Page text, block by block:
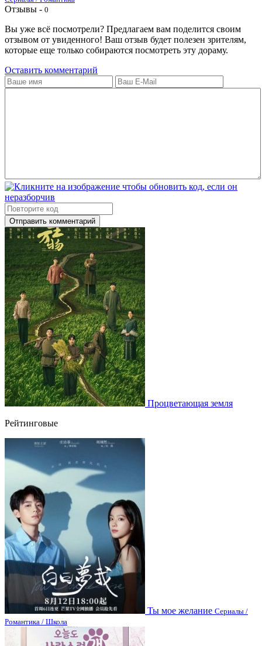
Отзывы - 0
Вы уже всё посмотрели? Предлагаем вам поделится своим
отзывом от увиденного! Ваш отзыв будет полезен зрителям,
которые еще только собираются посмотреть эту дораму.
Оставить комментарий
Отправить комментарий
Процветающая земля
Рейтинговые
Ты мое желание Сериалы /
Романтика / Школа